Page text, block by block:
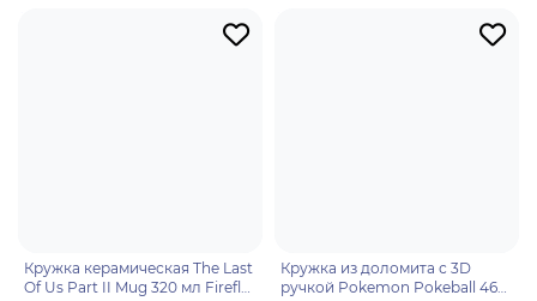
Кружка керамическая The Last
Of Us Part II Mug 320 мл Firefly
Кружка из доломита с 3D
ручкой Pokemon Pokeball 460